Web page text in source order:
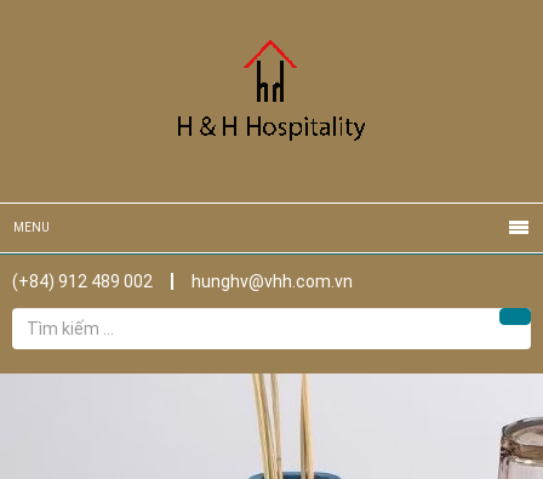
MENU
(+84) 912 489 002
hunghv@vhh.com.vn
Tìm
kiếm
cho: